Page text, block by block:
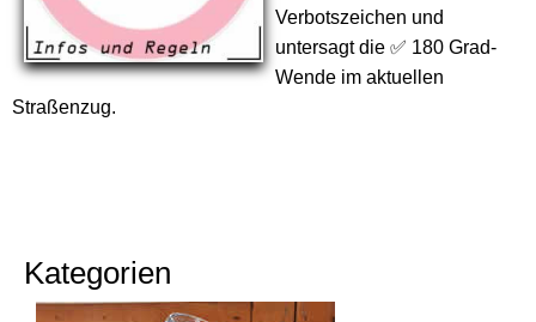
Verbotszeichen und
untersagt die ✅ 180 Grad-
Wende im aktuellen
Straßenzug.
Kategorien